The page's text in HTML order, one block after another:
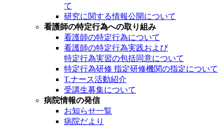
て
研究に関する情報公開について
看護師の特定行為への取り組み
看護師の特定行為について
看護師の特定行為実践および
特定行為実習の包括同意について
特定行為研修 指定研修機関の指定について
T.ナース活動紹介
受講生募集について
病院情報の発信
お知らせ一覧
病院だより